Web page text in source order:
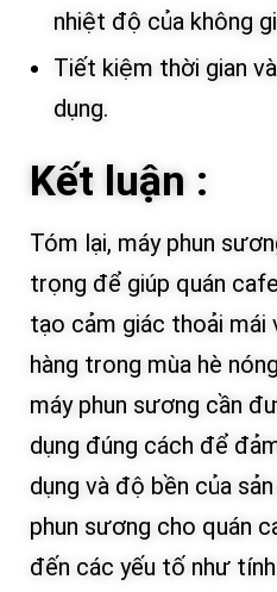
nhiệt độ của không
Tiết kiệm thời gian
dụng.
Kết luận :
Tóm lại, máy phun
trọng để giúp quán
tạo cảm giác thoải mái
hàng trong mùa hè
máy phun sương cần
dụng đúng cách để
dụng và độ bền của
phun sương cho quán
đến các yếu tố như